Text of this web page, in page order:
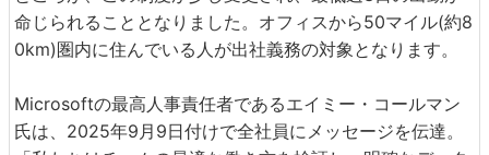
命じられることとなりました。オフィスから50マイル(約8
0km)圏内に住んでいる人が出社義務の対象となります。
Microsoftの最高人事責任者であるエイミー・コールマン
氏は、2025年9月9日付けで全社員にメッセージを伝達。